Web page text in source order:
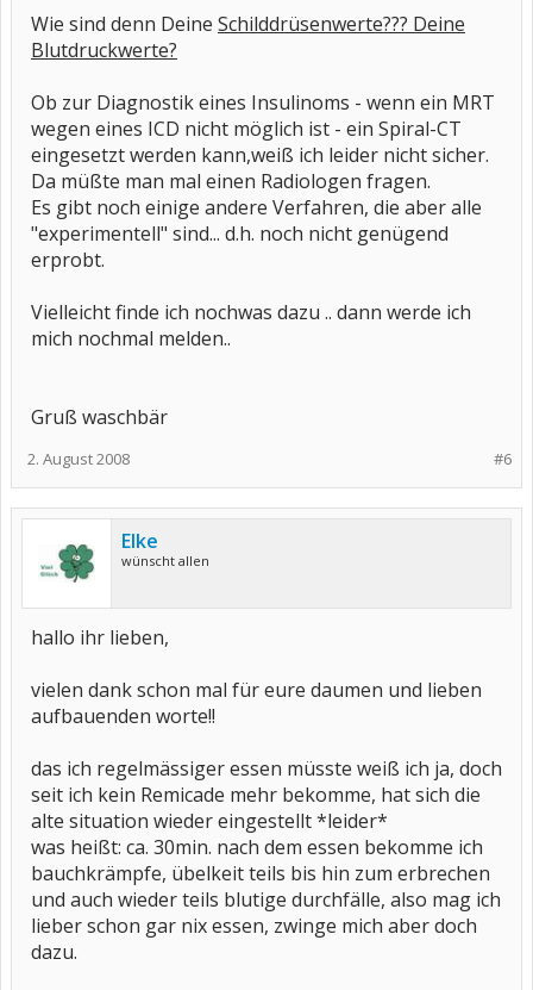
Wie sind denn Deine Schilddrüsenwerte??? Deine
Blutdruckwerte?
Ob zur Diagnostik eines Insulinoms - wenn ein MRT
wegen eines ICD nicht möglich ist - ein Spiral-CT
eingesetzt werden kann,weiß ich leider nicht sicher.
Da müßte man mal einen Radiologen fragen.
Es gibt noch einige andere Verfahren, die aber alle
"experimentell" sind... d.h. noch nicht genügend
erprobt.
Vielleicht finde ich nochwas dazu .. dann werde ich
mich nochmal melden..
Gruß waschbär
#6
2. August 2008
Elke
wünscht allen
hallo ihr lieben,
vielen dank schon mal für eure daumen und lieben
aufbauenden worte!!
das ich regelmässiger essen müsste weiß ich ja, doch
seit ich kein Remicade mehr bekomme, hat sich die
alte situation wieder eingestellt *leider*
was heißt: ca. 30min. nach dem essen bekomme ich
bauchkrämpfe, übelkeit teils bis hin zum erbrechen
und auch wieder teils blutige durchfälle, also mag ich
lieber schon gar nix essen, zwinge mich aber doch
dazu.